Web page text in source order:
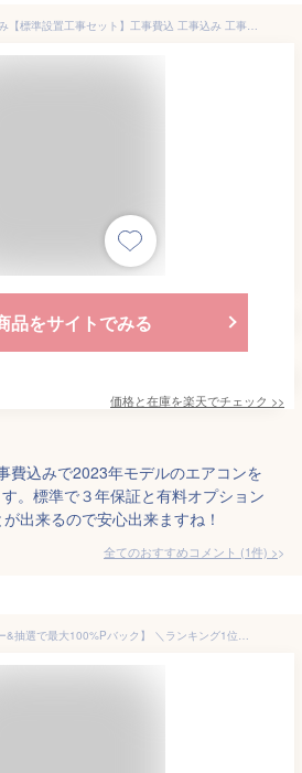
エアコン 6畳 工事費込み【標準設置工事セット】工事費込 工事込み 工事込 国内メーカー 冷房 暖房 冷暖房 100V 2023年モデル ダイキン DAIKIN 日立 シャープ SHARP 東芝 三菱重工 富士通 Panasonic airRCP【楽天リフォーム認定商品】
品をサイトでみる
価格と在庫を楽天でチェック >>
費込みで2023年モデルのエアコンを
。標準で３年保証と有料オプション
出来るので安心出来ますね！
全てのおすすめコメント (1件) >
【11/25限定!エントリー&抽選で最大100%Pバック】 ＼ランキング1位／エアコン 6畳 工事費込み 【選べるセット★ 工事セット〜延長保証と工事セット】 2023年モデル ダイキン 三菱重工 富士通 シャープ 日立 東芝 Panasonic 省エネ airRCP 【楽天リフォーム認定商品】